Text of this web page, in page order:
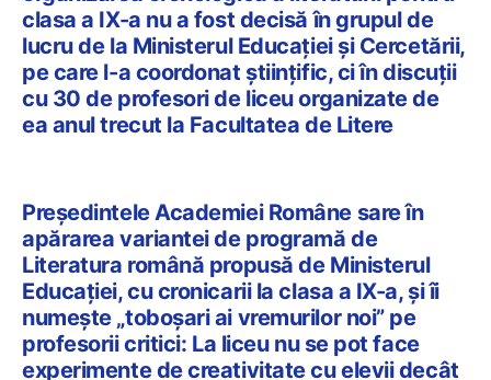
clasa a IX-a nu a fost decisă în grupul de
lucru de la Ministerul Educației și Cercetării,
pe care l-a coordonat științific, ci în discuții
cu 30 de profesori de liceu organizate de
ea anul trecut la Facultatea de Litere
Președintele Academiei Române sare în
apărarea variantei de programă de
Literatura română propusă de Ministerul
Educației, cu cronicarii la clasa a IX-a, și îi
numește „toboșari ai vremurilor noi” pe
profesorii critici: La liceu nu se pot face
experimente de creativitate cu elevii decât